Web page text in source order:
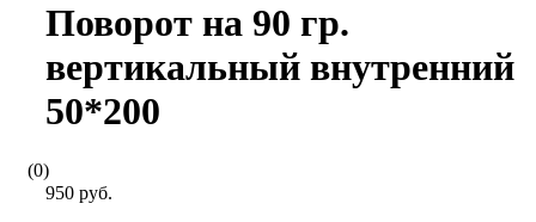
Поворот на 90 гр.
вертикальный внутренний
50*200
(0)
950 руб.